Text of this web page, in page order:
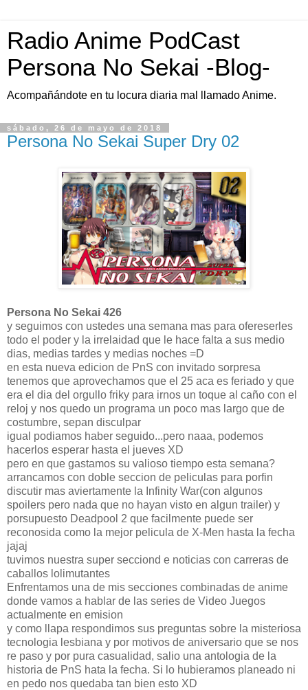
Radio Anime PodCast
Persona No Sekai -Blog-
Acompañándote en tu locura diaria mal llamado Anime.
sábado, 26 de mayo de 2018
Persona No Sekai Super Dry 02
Persona No Sekai 426
y seguimos con ustedes una semana mas para ofereserles
todo el poder y la irrelaidad que le hace falta a sus medio
dias, medias tardes y medias noches =D
en esta nueva edicion de PnS con invitado sorpresa
tenemos que aprovechamos que el 25 aca es feriado y que
era el dia del orgullo friky para irnos un toque al caño con el
reloj y nos quedo un programa un poco mas largo que de
costumbre, sepan disculpar
igual podiamos haber seguido...pero naaa, podemos
hacerlos esperar hasta el jueves XD
pero en que gastamos su valioso tiempo esta semana?
arrancamos con doble seccion de peliculas para porfin
discutir mas aviertamente la Infinity War(con algunos
spoilers pero nada que no hayan visto en algun trailer) y
porsupuesto Deadpool 2 que facilmente puede ser
reconosida como la mejor pelicula de X-Men hasta la fecha
jajaj
tuvimos nuestra super secciond e noticias con carreras de
caballos lolimutantes
Enfrentamos una de mis secciones combinadas de anime
donde vamos a hablar de las series de Video Juegos
actualmente en emision
y como llapa respondimos sus preguntas sobre la misteriosa
tecnologia lesbiana y por motivos de aniversario que se nos
re paso y por pura casualidad, salio una antologia de la
historia de PnS hata la fecha. Si lo hubieramos planeado ni
en pedo nos quedaba tan bien esto XD